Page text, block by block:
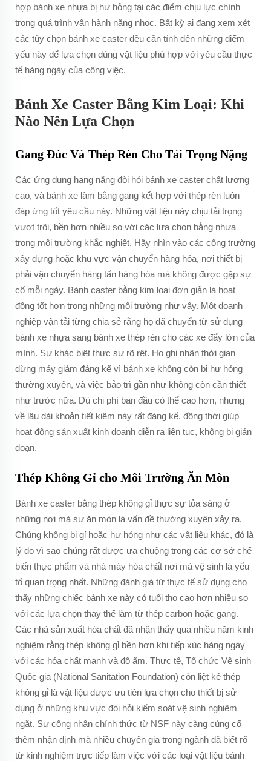
hợp bánh xe nhựa bị hư hỏng tại các điểm chịu lực chính
trong quá trình vận hành nặng nhọc. Bất kỳ ai đang xem xét
các tùy chọn bánh xe caster đều cần tính đến những điểm
yếu này để lựa chọn đúng vật liệu phù hợp với yêu cầu thực
tế hàng ngày của công việc.
Bánh Xe Caster Bằng Kim Loại: Khi
Nào Nên Lựa Chọn
Gang Đúc Và Thép Rèn Cho Tải Trọng Nặng
Các ứng dụng hạng nặng đòi hỏi bánh xe caster chất lượng
cao, và bánh xe làm bằng gang kết hợp với thép rèn luôn
đáp ứng tốt yêu cầu này. Những vật liệu này chịu tải trọng
vượt trội, bền hơn nhiều so với các lựa chọn bằng nhựa
trong môi trường khắc nghiệt. Hãy nhìn vào các công trường
xây dựng hoặc khu vực vận chuyển hàng hóa, nơi thiết bị
phải vận chuyển hàng tấn hàng hóa mà không được gặp sự
cố mỗi ngày. Bánh caster bằng kim loại đơn giản là hoạt
động tốt hơn trong những môi trường như vậy. Một doanh
nghiệp vận tải từng chia sẻ rằng họ đã chuyển từ sử dụng
bánh xe nhựa sang bánh xe thép rèn cho các xe đẩy lớn của
mình. Sự khác biệt thực sự rõ rệt. Họ ghi nhận thời gian
dừng máy giảm đáng kể vì bánh xe không còn bị hư hỏng
thường xuyên, và việc bảo trì gần như không còn cần thiết
như trước nữa. Dù chi phí ban đầu có thể cao hơn, nhưng
về lâu dài khoản tiết kiệm này rất đáng kể, đồng thời giúp
hoạt động sản xuất kinh doanh diễn ra liên tục, không bị gián
đoạn.
Thép Không Gỉ cho Môi Trường Ăn Mòn
Bánh xe caster bằng thép không gỉ thực sự tỏa sáng ở
những nơi mà sự ăn mòn là vấn đề thường xuyên xảy ra.
Chúng không bị gỉ hoặc hư hỏng như các vật liệu khác, đó là
lý do vì sao chúng rất được ưa chuộng trong các cơ sở chế
biến thực phẩm và nhà máy hóa chất nơi mà vệ sinh là yếu
tố quan trọng nhất. Những đánh giá từ thực tế sử dụng cho
thấy những chiếc bánh xe này có tuổi thọ cao hơn nhiều so
với các lựa chọn thay thế làm từ thép carbon hoặc gang.
Các nhà sản xuất hóa chất đã nhận thấy qua nhiều năm kinh
nghiệm rằng thép không gỉ bền hơn khi tiếp xúc hàng ngày
với các hóa chất mạnh và độ ẩm. Thực tế, Tổ chức Vệ sinh
Quốc gia (National Sanitation Foundation) còn liệt kê thép
không gỉ là vật liệu được ưu tiên lựa chọn cho thiết bị sử
dụng ở những khu vực đòi hỏi kiểm soát vệ sinh nghiêm
ngặt. Sự công nhận chính thức từ NSF này càng củng cố
thêm nhận định mà nhiều chuyên gia trong ngành đã biết rõ
từ kinh nghiệm trực tiếp làm việc với các loại vật liệu bánh